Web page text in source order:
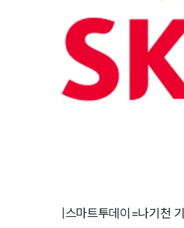
|스마트투데이=나기천